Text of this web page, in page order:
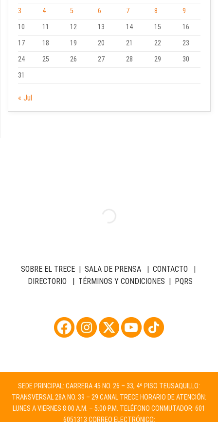
3
4 5 6 7 8
9
10
11 12 13 14 15
16
17
18 19 20 21 22
23
24
25 26 27 28 29
30
31
« Jul
SOBRE EL TRECE| SALA DE PRENSA| CONTACTO |
DIRECTORIO | TÉRMINOS Y CONDICIONES | PQRS
SEDE PRINCIPAL: CARRERA 45 NO. 26 – 33, 4º PISO TEUSAQUILLO:
TRANSVERSAL 28A NO. 39 – 29 CANAL TRECE HORARIO DE ATENCIÓN:
LUNES A VIERNES 8:00 A.M. – 5:00 P.M. TELÉFONO CONMUTADOR: 601
6051313 CORREO ELECTRÓNICO: